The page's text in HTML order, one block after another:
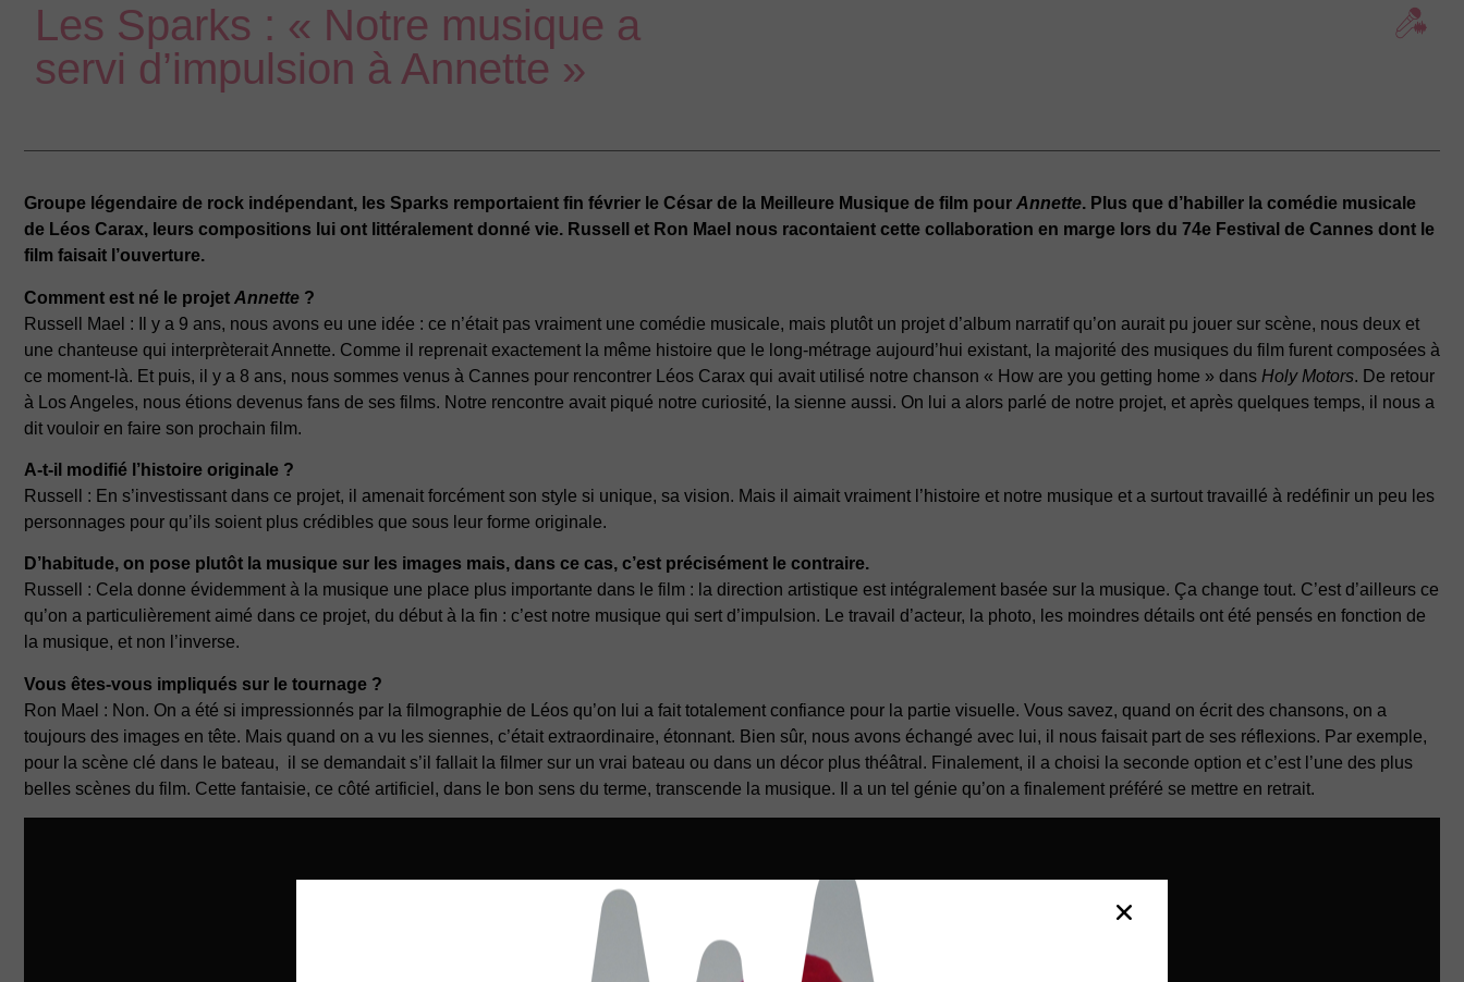
Les Sparks : « Notre musique a
servi d’impulsion à Annette »
Groupe légendaire de rock indépendant, les Sparks remportaient fin février le César de la Meilleure Musique de film pour Annette. Plus que d’habiller la comédie musicale
de Léos Carax, leurs compositions lui ont littéralement donné vie. Russell et Ron Mael nous racontaient cette collaboration en marge lors du 74e Festival de Cannes dont le
film faisait l’ouverture.
Comment est né le projet Annette ?
Russell Mael : Il y a 9 ans, nous avons eu une idée : ce n’était pas vraiment une comédie musicale, mais plutôt un projet d’album narratif qu’on aurait pu jouer sur scène, nous deux et
une chanteuse qui interprèterait Annette. Comme il reprenait exactement la même histoire que le long-métrage aujourd’hui existant, la majorité des musiques du film furent composées à
ce moment-là. Et puis, il y a 8 ans, nous sommes venus à Cannes pour rencontrer Léos Carax qui avait utilisé notre chanson « How are you getting home » dans Holy Motors. De retour
à Los Angeles, nous étions devenus fans de ses films. Notre rencontre avait piqué notre curiosité, la sienne aussi. On lui a alors parlé de notre projet, et après quelques temps, il nous a
dit vouloir en faire son prochain film.
A-t-il modifié l’histoire originale ?
Russell : En s’investissant dans ce projet, il amenait forcément son style si unique, sa vision. Mais il aimait vraiment l’histoire et notre musique et a surtout travaillé à redéfinir un peu les
personnages pour qu’ils soient plus crédibles que sous leur forme originale.
D’habitude, on pose plutôt la musique sur les images mais, dans ce cas, c’est précisément le contraire.
Russell : Cela donne évidemment à la musique une place plus importante dans le film : la direction artistique est intégralement basée sur la musique. Ça change tout. C’est d’ailleurs ce
qu’on a particulièrement aimé dans ce projet, du début à la fin : c’est notre musique qui sert d’impulsion. Le travail d’acteur, la photo, les moindres détails ont été pensés en fonction de
la musique, et non l’inverse.
Vous êtes-vous impliqués sur le tournage ?
Ron Mael : Non. On a été si impressionnés par la filmographie de Léos qu’on lui a fait totalement confiance pour la partie visuelle. Vous savez, quand on écrit des chansons, on a
toujours des images en tête. Mais quand on a vu les siennes, c’était extraordinaire, étonnant. Bien sûr, nous avons échangé avec lui, il nous faisait part de ses réflexions. Par exemple,
pour la scène clé dans le bateau, il se demandait s’il fallait la filmer sur un vrai bateau ou dans un décor plus théâtral. Finalement, il a choisi la seconde option et c’est l’une des plus
belles scènes du film. Cette fantaisie, ce côté artificiel, dans le bon sens du terme, transcende la musique. Il a un tel génie qu’on a finalement préféré se mettre en retrait.